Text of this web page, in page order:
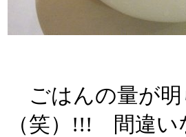
ごはんの量が明
（笑）!!! 間違い